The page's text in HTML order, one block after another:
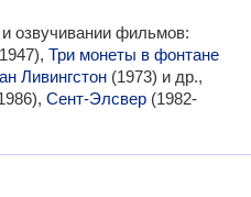
озвучивании фильмов:
Три монеты в фонтане
Ливингстон (1973) и др.,
Сент-Элсвер (1982-